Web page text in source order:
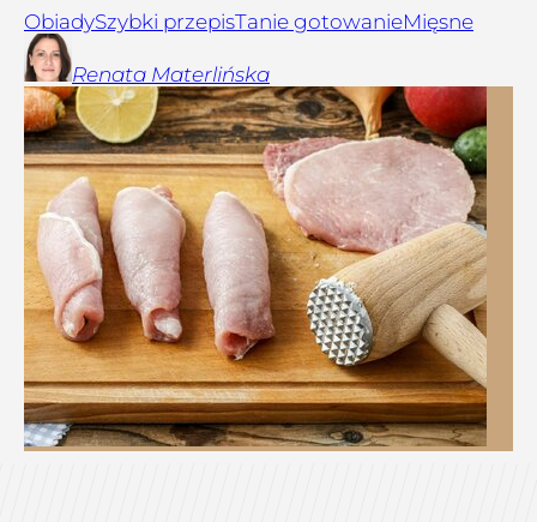
ObiadySzybki przepisTanie gotowanieMięsne
Renata Materlińska